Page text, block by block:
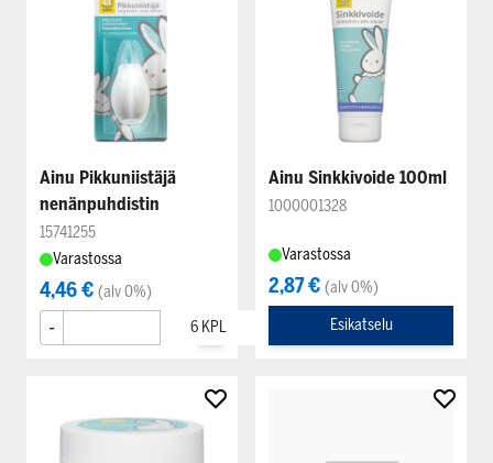
Ainu Pikkuniistäjä
nenänpuhdistin
15741255
Varastossa
4,46 € (alv 0%)
-
Ainu Sinkkivoide 100ml
1000001328
Varastossa
2,87 € (alv 0%)
Esikatselu